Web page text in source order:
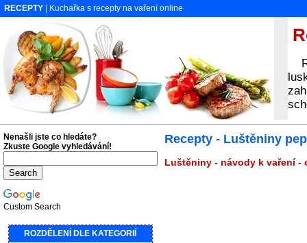
RECEPTY | Kuchařka s recepty na vaření online
Recepty - Luštěniny
Luštěniny - návody k vaření -
Nenašli jste co hledáte?
Zkuste Google vyhledávání!
Custom Search
ROZDĚLENÍ DLE KATEGORIÍ